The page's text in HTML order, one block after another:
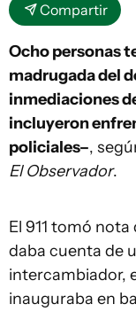
Compartir
Ocho personas
madrugada del
inmediaciones
incluyeron
policiales–,
El Observador.
El 911 tomó
daba cuenta de
intercambiador,
inauguraba en